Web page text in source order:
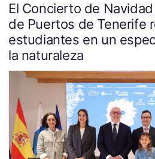
El Concierto de
de Puertos de Tenerife
estudiantes en un
la naturaleza